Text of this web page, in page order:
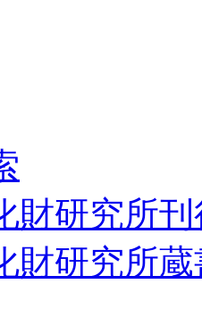
財研究所
財研究所